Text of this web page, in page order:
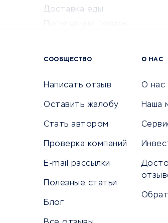
Доставка еды
Кредитные карты
Дебетовые карты
Микрофинансовые
СООБЩЕСТВО
Написать отзыв
Оставить жалобу
Стать автором
Проверка компаний
E-mail рассылки
Полезные статьи
Блог
О НАС
О нас
Наша